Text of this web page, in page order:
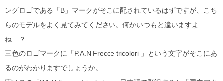
ングロゴである「B」マークがそこに配されているはずですが、こち
らのモデルをよく見てみてください。何かいつもと違いますよ
ね…？
三色のロゴマークに「P.A.N Frecce tricolori 」という文字がそこにあ
るのがわかりますでしょうか。